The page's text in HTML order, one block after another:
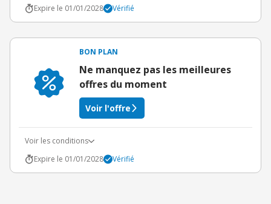
Expire le 01/01/2028 Vérifié
BON PLAN
Ne manquez pas les meilleures
offres du moment
Voir l'offre
Voir les conditions
Expire le 01/01/2028
Vérifié